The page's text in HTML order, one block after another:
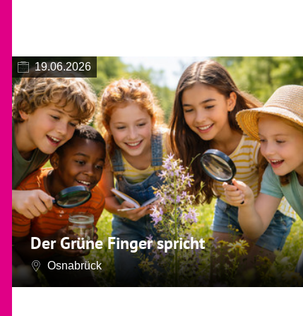
19.06.2026
Der Grüne Finger spricht
Osnabrück